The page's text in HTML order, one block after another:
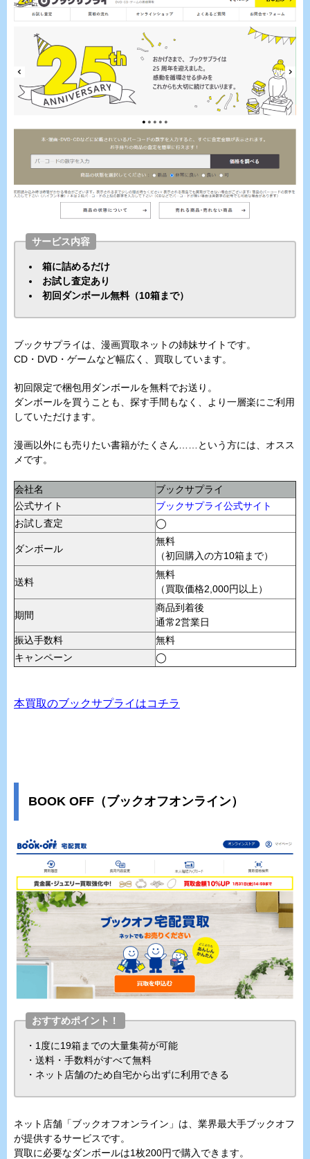
サービス内容
箱に詰めるだけ
お試し査定あり
初回ダンボール無料（10箱まで）
ブックサプライは、漫画買取ネットの姉妹サイトです。
CD・DVD・ゲームなど幅広く、買取しています。
初回限定で梱包用ダンボールを無料でお送り。
ダンボールを買うことも、探す手間もなく、より一層楽にご利用
していただけます。
漫画以外にも売りたい書籍がたくさん……という方には、オスス
メです。
会社名
ブックサプライ
公式サイト
ブックサプライ公式サイト
お試し査定
◯
ダンボール
無料
（初回購入の方10箱まで）
送料
無料
（買取価格2,000円以上）
期間
商品到着後
通常2営業日
振込手数料
無料
キャンペーン
◯
本買取のブックサプライはコチラ
BOOK OFF（ブックオフオンライン）
おすすめポイント！
・1度に19箱までの大量集荷が可能
・送料・手数料がすべて無料
・ネット店舗のため自宅から出ずに利用できる
ネット店舗「ブックオフオンライン」は、業界最大手ブックオフ
が提供するサービスです。
買取に必要なダンボールは1枚200円で購入できます。